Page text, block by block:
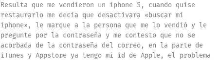
Resulta que me vendieron un iphone 5, cuando quise
restaurarlo me decía que desactivara «buscar mi
iphone», le marque a la persona que me lo vendió y le
pregunte por la contraseña y me contesto que no se
acorbada de la contraseña del correo, en la parte de
iTunes y Appstore ya tengo mi id de Apple, el problema